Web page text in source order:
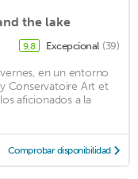
the lake
9,8 Excepcional (39)
en un entorno
Conservatoire Art et
aficionados a la
Comprobar disponibilidad